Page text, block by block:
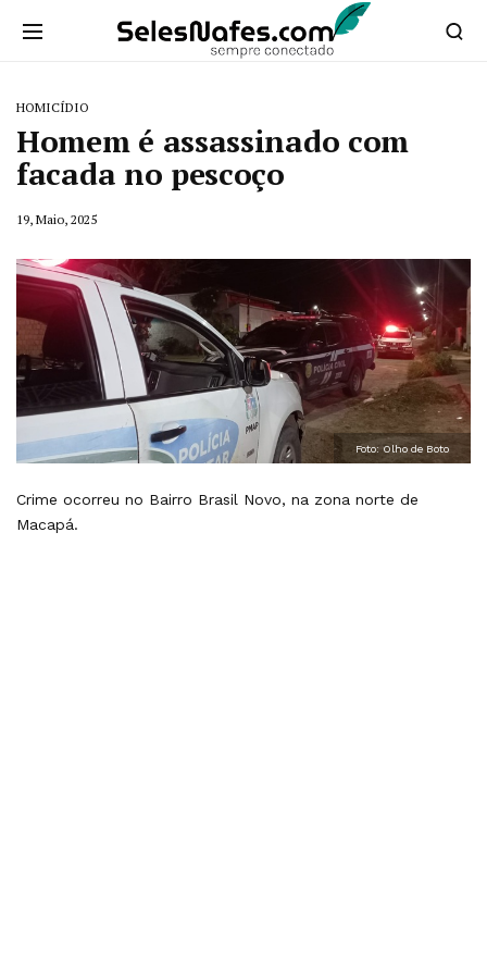
HOMICÍDIO
Homem é assassinado com
facada no pescoço
19, Maio, 2025
Foto: Olho de Boto
Crime ocorreu no Bairro Brasil Novo, na zona norte de
Macapá.